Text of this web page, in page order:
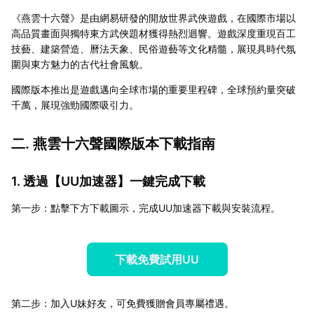
《燕雲十六聲》是由網易研發的開放世界武俠遊戲，在國際市場以
高品質畫面與獨特東方武俠題材獲得熱烈迴響。遊戲深度重現百工
技藝、建築營造、曆法天象、民俗遊藝等文化精髓，展現具時代氛
圍與東方魅力的古代社會風貌。
國際版本推出是遊戲邁向全球市場的重要里程碑，全球預約量突破
千萬，展現強勁國際吸引力。
二. 燕雲十六聲國際版本下載指南
1. 透過【UU加速器】一鍵完成下載
第一步：點擊下方下載圖示，完成UU加速器下載與安裝流程。
下載免費試用UU
第二步：加入U妹好友，可免費獲贈會員專屬禮遇。